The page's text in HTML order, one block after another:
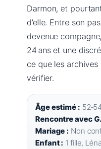
Darmon, et
d’elle. Entre son
devenue
24 ans et une
ce que les
vérifier.
Âge estimé :
Rencontre avec
Mariage : Non
Enfant : 1 fille,